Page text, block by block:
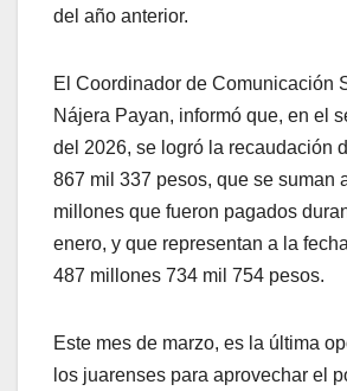
del año anterior.
El Coordinador de Comunicación
Nájera Payan, informó que, en el
del 2026, se logró la recaudación
867 mil 337 pesos, que se suman
millones que fueron pagados
enero, y que representan a la
487 millones 734 mil 754 pesos.
Este mes de marzo, es la última
los juarenses para aprovechar el